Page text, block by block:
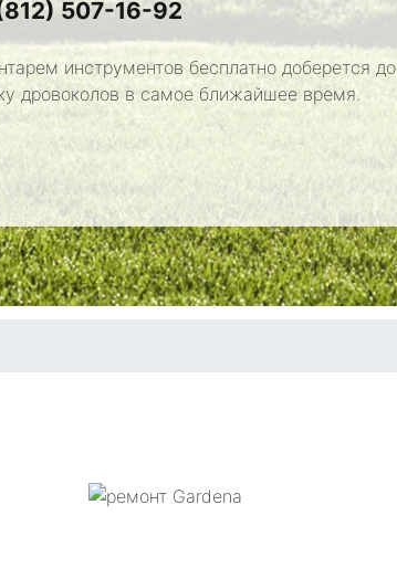
507-16-92
инструментов бесплатно доберется до
дровоколов в самое ближайшее время.